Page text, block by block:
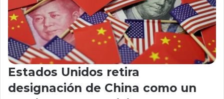
Estados Unidos retira
designación de China como un